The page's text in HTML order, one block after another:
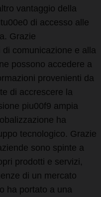
vantaggio della
di accesso alle
Grazie
comunicazione e alla
possono accedere a
provenienti da
di accrescere la
piu00f9 ampia
ha
tecnologico. Grazie
sono spinte a
prodotti e servizi,
di un mercato
ha portato a una